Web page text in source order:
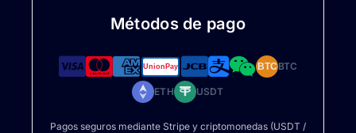
Métodos de pago
BTCBTC
ETH USDT
Pagos seguros mediante Stripe y criptomonedas (USDT /